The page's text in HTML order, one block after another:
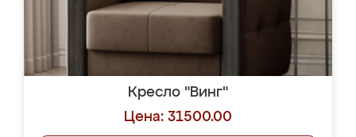
Кресло "Винг"
Цена: 31500.00